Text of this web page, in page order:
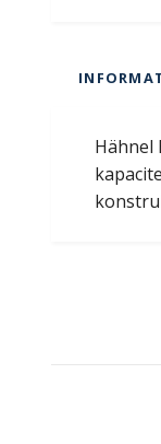
Hähnel